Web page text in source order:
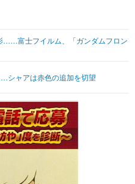
その他
……富士フイルム、「ガンダムフロン
シャアは赤色の追加を切望